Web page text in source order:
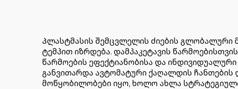
Პლასტმასის შემცვლელის ძიების
ტემპით იზრდება. დამპაკეტავის
წარმოების ეფექტიანობისა და
განვითარდა ავტომატური ქაღალდის
მოწყობილობები იყო, ხოლო ახლა სტრატეგიული